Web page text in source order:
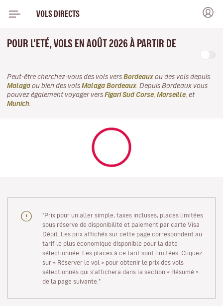
VOLS DIRECTS
POUR L'ETÉ, VOLS EN AOÛT 2026 À PARTIR DE
Peut-être cherchez-vous des vols vers Bordeaux ou des vols depuis
Malaga ou bien des vols Malaga Bordeaux . Depuis Bordeaux vous
pouvez également voyager vers Figari Sud Corse Marseille , et
Munich
"Prix pour un aller simple, taxes incluses, places limitées
sous réserve de disponibilité et paiement par carte Visa
Débit. Les prix affichés sur cette page correspondent au
tarif le plus économique disponible pour la date
sélectionnée. Les places à ce tarif sont limitées. Cliquez
sur « Réserver le vol » pour obtenir le prix des vols
sélectionnés qui s'affichera dans la section « Résumé »
de la page suivante."